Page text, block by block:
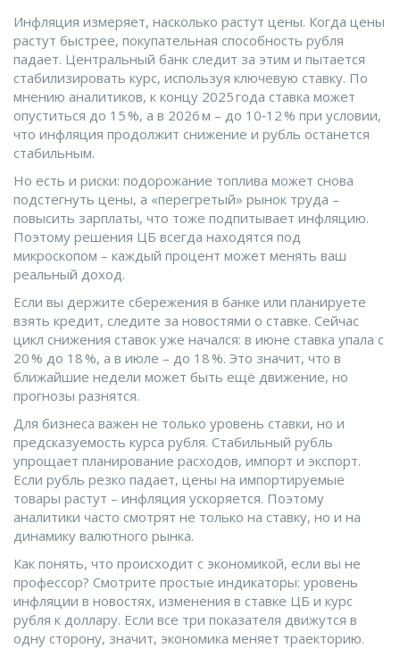
Инфляция измеряет, насколько растут цены. Когда цены
растут быстрее, покупательная способность рубля
падает. Центральный банк следит за этим и пытается
стабилизировать курс, используя ключевую ставку. По
мнению аналитиков, к концу 2025 года ставка может
опуститься до 15 %, а в 2026 м – до 10‑12 % при условии,
что инфляция продолжит снижение и рубль останется
стабильным.
Но есть и риски: подорожание топлива может снова
подстегнуть цены, а «перегретый» рынок труда –
повысить зарплаты, что тоже подпитывает инфляцию.
Поэтому решения ЦБ всегда находятся под
микроскопом – каждый процент может менять ваш
реальный доход.
Если вы держите сбережения в банке или планируете
взять кредит, следите за новостями о ставке. Сейчас
цикл снижения ставок уже начался: в июне ставка упала с
20 % до 18 %, а в июле – до 18 %. Это значит, что в
ближайшие недели может быть ещё движение, но
прогнозы разнятся.
Для бизнеса важен не только уровень ставки, но и
предсказуемость курса рубля. Стабильный рубль
упрощает планирование расходов, импорт и экспорт.
Если рубль резко падает, цены на импортируемые
товары растут – инфляция ускоряется. Поэтому
аналитики часто смотрят не только на ставку, но и на
динамику валютного рынка.
Как понять, что происходит с экономикой, если вы не
профессор? Смотрите простые индикаторы: уровень
инфляции в новостях, изменения в ставке ЦБ и курс
рубля к доллару. Если все три показателя движутся в
одну сторону, значит, экономика меняет траекторию.